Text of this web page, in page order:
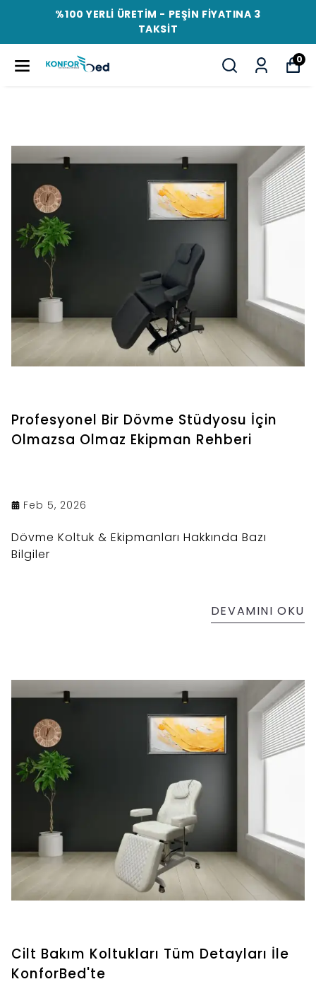
ÜCRETSİZ KARGO! - PEŞİN FİYATINA 3
TAKSİT
0
Profesyonel Bir Dövme Stüdyosu İçin
Olmazsa Olmaz Ekipman Rehberi
Feb 5, 2026
Dövme Koltuk & Ekipmanları Hakkında Bazı
Bilgiler
DEVAMINI OKU
Cilt Bakım Koltukları Tüm Detayları İle
KonforBed'te